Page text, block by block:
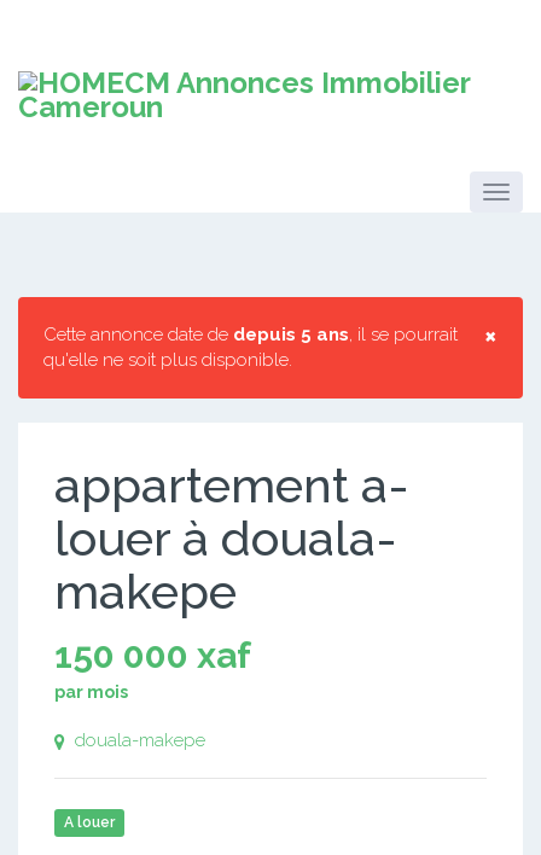
×
Cette annonce date de depuis 5 ans, il se pourrait
qu'elle ne soit plus disponible.
appartement a-
louer à douala-
makepe
150 000 xaf
par mois
douala-makepe
A louer